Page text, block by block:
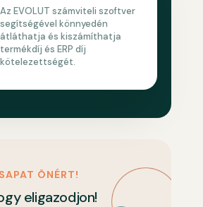
Az EVOLUT számviteli szoftver
segítségével könnyedén
átláthatja és kiszámíthatja
termékdíj és ERP díj
kötelezettségét.
ÖNÉRT!
eligazodjon!